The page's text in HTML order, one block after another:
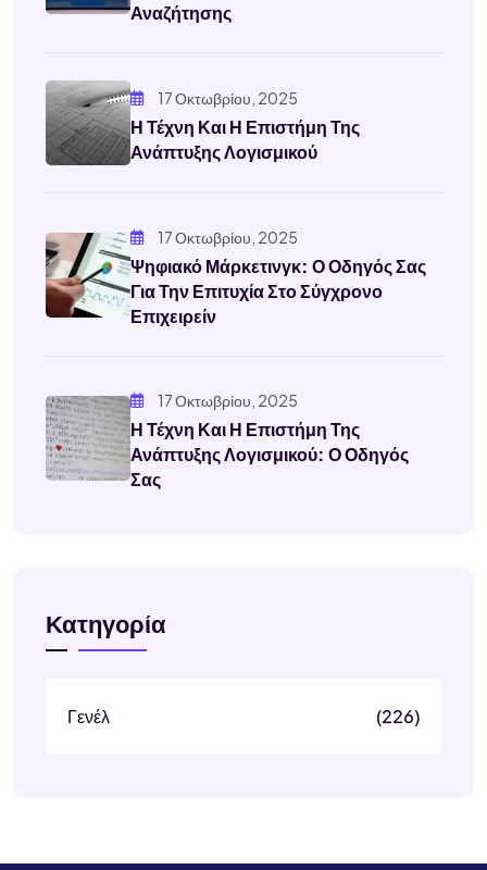
Αναζήτησης
17 Οκτωβρίου, 2025
Η Τέχνη Και Η Επιστήμη Της
Ανάπτυξης Λογισμικού
17 Οκτωβρίου, 2025
Ψηφιακό Μάρκετινγκ: Ο Οδηγός Σας
Για Την Επιτυχία Στο Σύγχρονο
Επιχειρείν
17 Οκτωβρίου, 2025
Η Τέχνη Και Η Επιστήμη Της
Ανάπτυξης Λογισμικού: Ο Οδηγός
Σας
Κατηγορία
Γενέλ (226)